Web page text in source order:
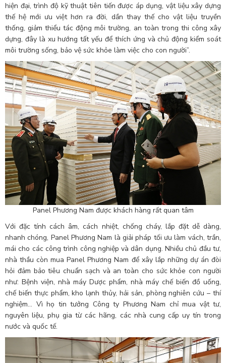
hiện đại, trình độ kỹ thuật tiên tiến được áp dụng, vật liệu xây dựng
thế hệ mới ưu việt hơn ra đời, dần thay thế cho vật liệu truyền
thống, giảm thiểu tác động môi trường, an toàn trong thi công xây
dựng, đây là xu hướng tất yếu để thích ứng và chủ động kiểm soát
môi trường sống, bảo vệ sức khỏe làm việc cho con người”.
Panel Phương Nam được khách hàng rất quan tâm
Với đặc tính cách âm, cách nhiệt, chống cháy, lắp đặt dễ dàng,
nhanh chóng, Panel Phương Nam là giải pháp tối ưu làm vách, trần,
mái cho các công trình công nghiệp và dân dụng. Nhiều chủ đầu tư,
nhà thầu còn mua Panel Phương Nam để xây lắp những dự án đòi
hỏi đảm bảo tiêu chuẩn sạch và an toàn cho sức khỏe con người
như: Bệnh viện, nhà máy Dược phẩm, nhà máy chế biến đồ uống,
chế biến thực phẩm, kho lạnh thủy, hải sản, phòng nghiên cứu – thí
nghiệm… Vì họ tin tưởng Công ty Phương Nam chỉ mua vật tư,
nguyên liệu, phụ gia từ các hãng, các nhà cung cấp uy tín trong
nước và quốc tế.